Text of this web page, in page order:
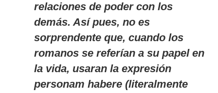
relaciones de poder con los
demás. Así pues, no es
sorprendente que, cuando los
romanos se referían a su papel en
la vida, usaran la expresión
personam habere (literalmente